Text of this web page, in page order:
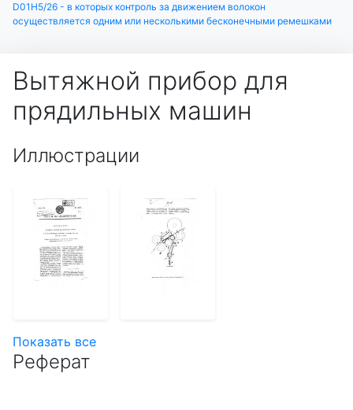
D01H5/26 - в которых контроль за движением волокон
осуществляется одним или несколькими бесконечными ремешками
Вытяжной прибор для
прядильных машин
Иллюстрации
Показать все
Реферат